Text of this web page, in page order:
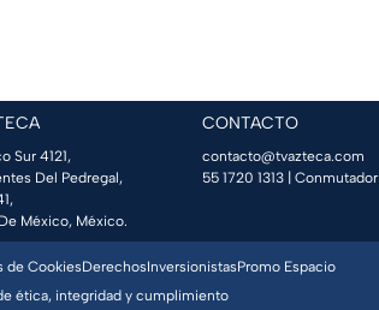
Sur 4121,
Del Pedregal,
México, México.
CONTACTO
contacto@tvazteca.com
55 1720 1313 | Conmutador
de CookiesDerechosInversionistasPromo Espacio
ética, integridad y cumplimiento